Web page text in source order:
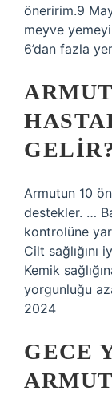
öneririm.9
meyve
6’dan fazla
Armutun 10
destekler. …
kontrolüne
Cilt
Kemik
yorgunluğu
2024
GECE